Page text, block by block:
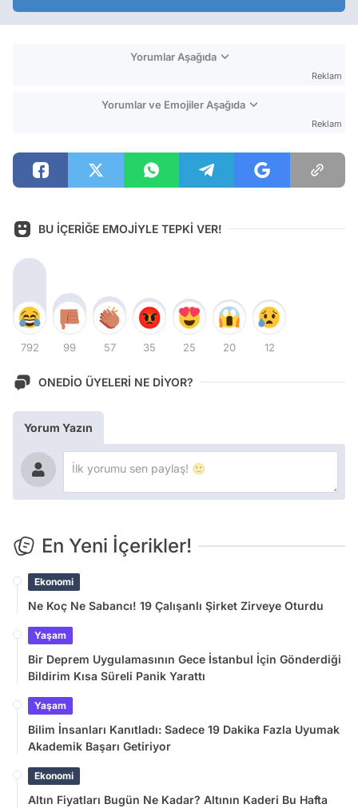
Yorumlar Aşağıda
Reklam
Yorumlar ve Emojiler Aşağıda
Reklam
BU İÇERİĞE EMOJİYLE TEPKİ VER!
792 99 57 35 25 20 12
ONEDİO ÜYELERİ NE DİYOR?
Yorum Yazın
En Yeni İçerikler!
Ekonomi
Ne Koç Ne Sabancı! 19 Çalışanlı Şirket Zirveye Oturdu
Yaşam
Bir Deprem Uygulamasının Gece İstanbul İçin Gönderdiği
Bildirim Kısa Süreli Panik Yarattı
Yaşam
Bilim İnsanları Kanıtladı: Sadece 19 Dakika Fazla Uyumak
Akademik Başarı Getiriyor
Ekonomi
Altın Fiyatları Bugün Ne Kadar? Altının Kaderi Bu Hafta